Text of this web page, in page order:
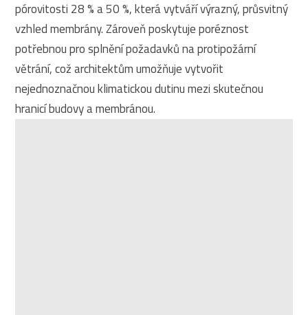
pórovitosti 28 % a 50 %, která vytváří výrazný, průsvitný
vzhled membrány. Zároveň poskytuje poréznost
potřebnou pro splnění požadavků na protipožární
větrání, což architektům umožňuje vytvořit
nejednoznačnou klimatickou dutinu mezi skutečnou
hranicí budovy a membránou.